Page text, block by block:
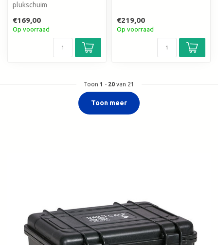
plukschuim
€169,00
Op voorraad
€219,00
Op voorraad
Toon 1 - 20 van 21
Toon meer